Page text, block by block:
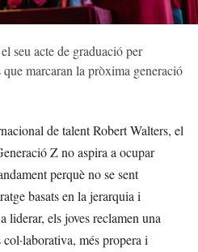
seu acte de graduació per
marcaran la pròxima generació
de talent Robert Walters, el
Z no aspira a ocupar
perquè no se sent
basats en la jerarquia i
liderar, els joves reclamen una
més propera i